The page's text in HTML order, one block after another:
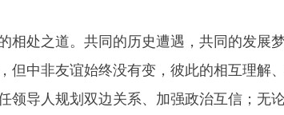
处之道。共同的历史遭遇，共同的发展
但中非友谊始终没有变，彼此的相互理解
领导人规划双边关系、加强政治互信；无